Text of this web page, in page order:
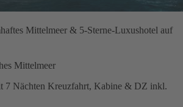
Mittelmeer & 5-Sterne-Luxushotel auf
Mittelmeer
7 Nächten Kreuzfahrt, Kabine & DZ inkl.